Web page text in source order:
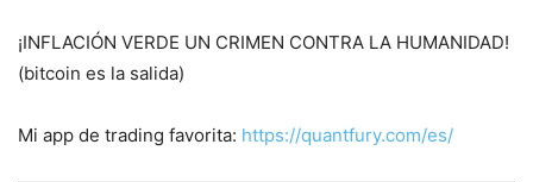
¡INFLACIÓN VERDE UN CRIMEN CONTRA LA HUMANIDAD!
(bitcoin es la salida)
Mi app de trading favorita: https://quantfury.com/es/